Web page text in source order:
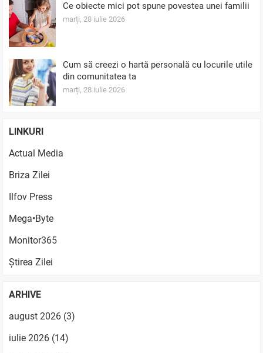
Ce obiecte mici pot spune povestea unei familii
marți, 28 iulie 2026
Cum să creezi o hartă personală cu locurile utile
din comunitatea ta
marți, 28 iulie 2026
LINKURI
Actual Media
Briza Zilei
Ilfov Press
Mega•Byte
Monitor365
Știrea Zilei
ARHIVE
august 2026 (3)
iulie 2026 (14)